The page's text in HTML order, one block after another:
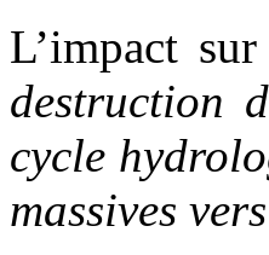
L’impact
destruction
cycle
massives